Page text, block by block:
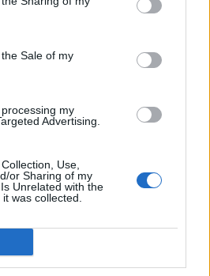
Sale of my
my
Advertising.
Use,
or Sharing of my
Unrelated with the
was collected.
– hangsúlyozta
csíkszeredai
politikus.
a külhoni
joga is,
de
többen
Ennek